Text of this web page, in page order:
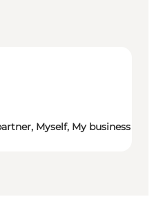
Myself, My business